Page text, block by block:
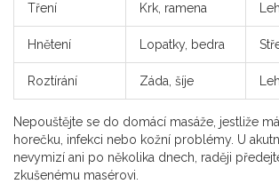
Tření Krk, ramena
Hnětení Lopatky, bedra
Roztírání Záda, šíje
Nepouštějte se do domácí masáže, jestliže
horečku, infekci nebo kožní problémy. U
nevymizí ani po několika dnech, raději
zkušenému masérovi.